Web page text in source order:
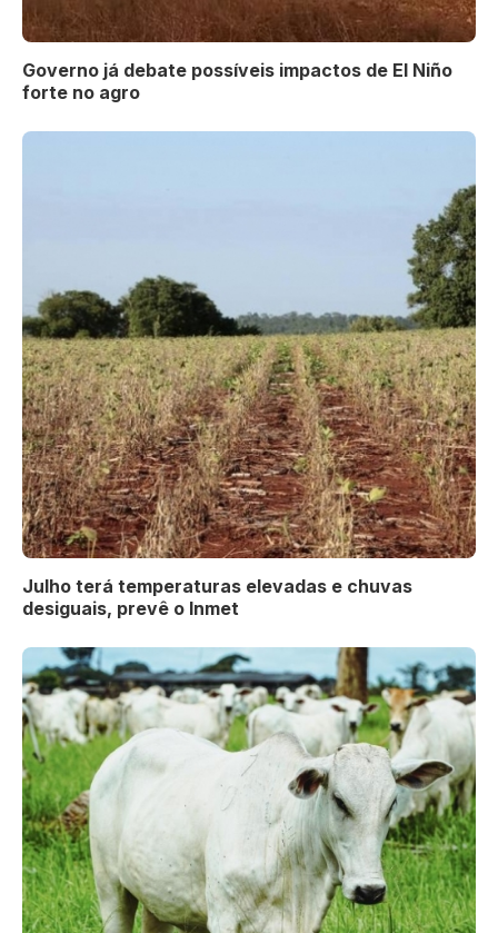
Governo já debate possíveis impactos de El Niño
forte no agro
Julho terá temperaturas elevadas e chuvas
desiguais, prevê o Inmet